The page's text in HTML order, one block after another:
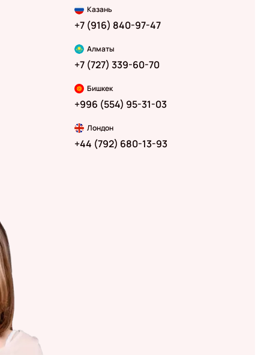
Казань
+7 (916) 840-97-47
Алматы
+7 (727) 339-60-70
Бишкек
+996 (554) 95-31-03
Лондон
+44 (792) 680-13-93